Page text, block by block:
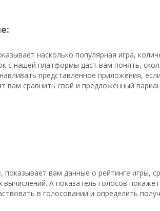
насколько популярная игра,
с нашей платформы даст вам понять,
представленное приложения,
вам сравнить свой и предложенный
вам данные о рейтинге игры,
А показатель голосов
в голосовании и определить